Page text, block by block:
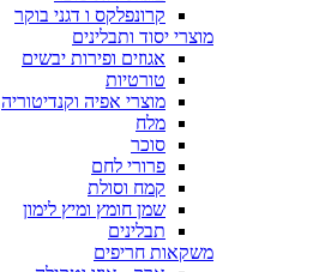
קרונפלקס ו דגני בוקר
מוצרי יסוד ותבלינים
אגוזים ופירות יבשים
טורטיות
מוצרי אפיה וקנדיטוריה
מלח
סוכר
פרורי לחם
קמח וסולת
שמן חומץ ומיץ לימון
תבלינים
משקאות חריפים